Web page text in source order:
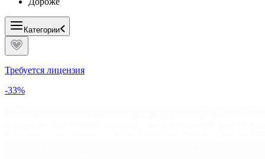
Категории
Требуется лицензия
-33%